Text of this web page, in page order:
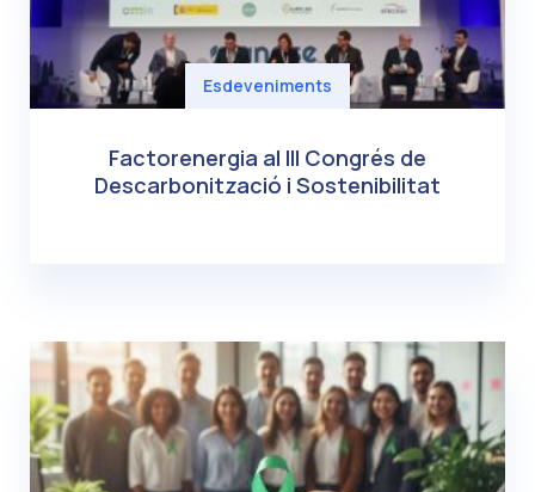
Esdeveniments
Factorenergia al III Congrés de
Descarbonització i Sostenibilitat